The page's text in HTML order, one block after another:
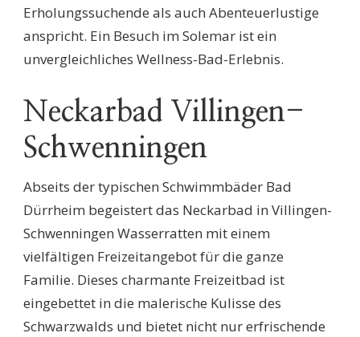
Erholungssuchende als auch Abenteuerlustige
anspricht. Ein Besuch im Solemar ist ein
unvergleichliches Wellness-Bad-Erlebnis.
Neckarbad Villingen-
Schwenningen
Abseits der typischen Schwimmbäder Bad
Dürrheim begeistert das Neckarbad in Villingen-
Schwenningen Wasserratten mit einem
vielfältigen Freizeitangebot für die ganze
Familie. Dieses charmante Freizeitbad ist
eingebettet in die malerische Kulisse des
Schwarzwalds und bietet nicht nur erfrischende